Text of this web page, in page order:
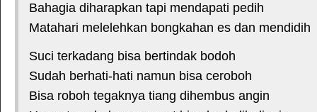
Bahagia diharapkan tapi mendapati pedih
Matahari melelehkan bongkahan es dan mendidih
Suci terkadang bisa bertindak bodoh
Sudah berhati-hati namun bisa ceroboh
Bisa roboh tegaknya tiang dihembus angin